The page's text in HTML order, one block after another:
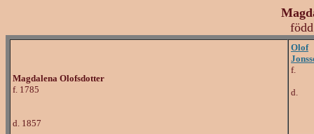
Magdalena Olofsdotter
f. 1785
d. 1857
Olof
f.
d.